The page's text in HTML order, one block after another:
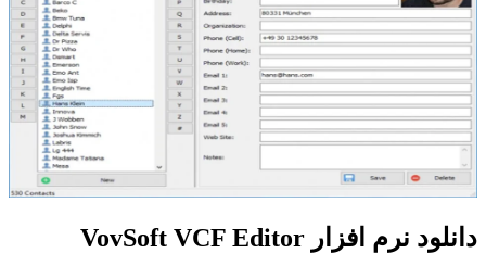
دانلود نرم افزار VovSoft VCF Editor